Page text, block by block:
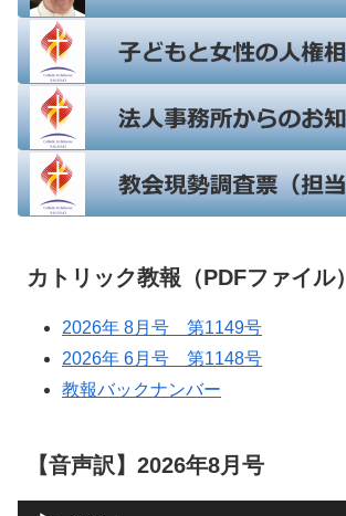
カトリック教報（PDFファイル）
2026年 8月号 第1149号
2026年 6月号 第1148号
教報バックナンバー
【音声訳】2026年8月号